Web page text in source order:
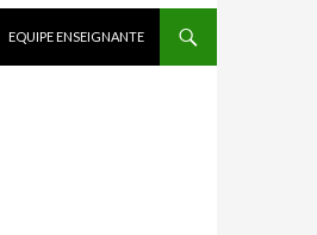
EQUIPE ENSEIGNANTE